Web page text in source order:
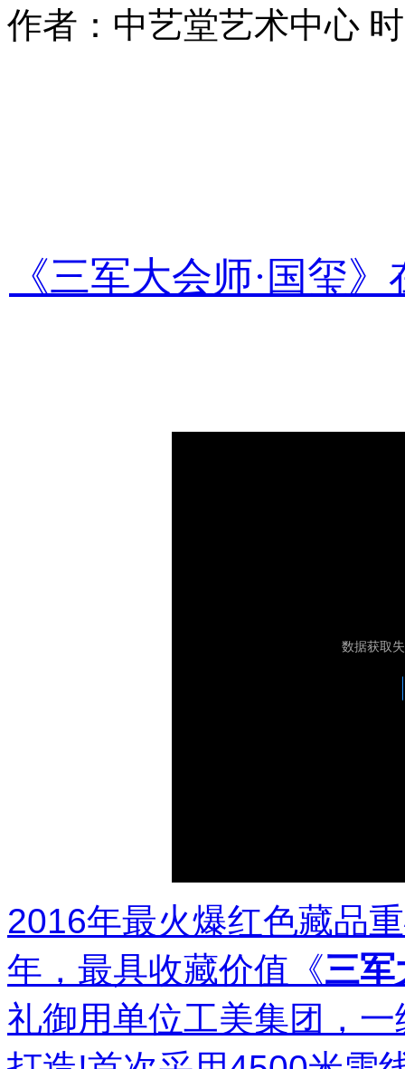
作者：中艺堂艺术中心
《三军大会师·国玺
2016年最火爆红色藏品
年，最具收藏价值《三军
礼御用单位工美集团，